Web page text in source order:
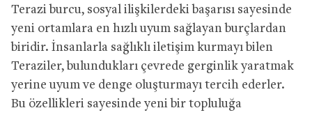
Terazi burcu, sosyal ilişkilerdeki başarısı sayesinde
yeni ortamlara en hızlı uyum sağlayan burçlardan
biridir. İnsanlarla sağlıklı iletişim kurmayı bilen
Teraziler, bulundukları çevrede gerginlik yaratmak
yerine uyum ve denge oluşturmayı tercih ederler.
Bu özellikleri sayesinde yeni bir topluluğa